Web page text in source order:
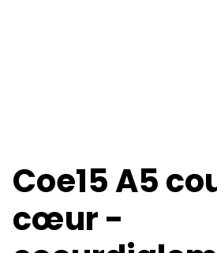
Coe15 A5
cœur -